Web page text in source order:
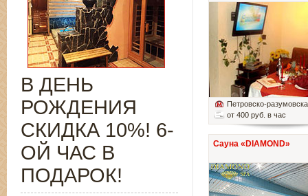
Петровско-
от 400 руб. в час
Сауна «DIAMOND»
В ДЕНЬ
РОЖДЕНИЯ
СКИДКА 10%! 6-
ОЙ ЧАС В
ПОДАРОК!